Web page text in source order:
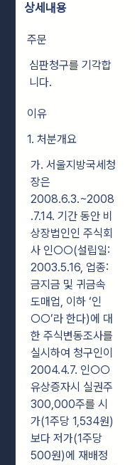
상세내용
주문
심판청구를 기각합
니다.
이유
1. 처분개요
가. 서울지방국세청
장은
2008.6.3.~2008
.7.14. 기간 동안 비
상장법인인 주식회
사 인○○(설립일:
2003.5.16, 업종:
금지금 및 귀금속
도매업, 이하 ‘인
○○’라 한다)에 대
한 주식변동조사를
실시하여 청구인이
2004.4.7. 인○○
유상증자시 실권주
300,000주를 시
가(1주당 1,534원)
보다 저가(1주당
500원)에 재배정